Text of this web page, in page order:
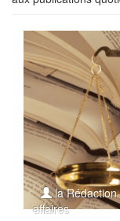
la Rédaction
affaires